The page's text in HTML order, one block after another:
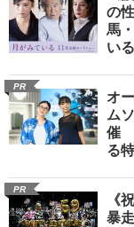
の
馬
い
PR
オ
ム
催
る
PR
《
暴